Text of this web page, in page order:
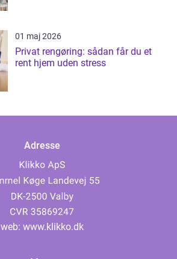
01 maj 2026
Privat rengøring: sådan får du et
rent hjem uden stress
Adresse
web: www.klikko.dk